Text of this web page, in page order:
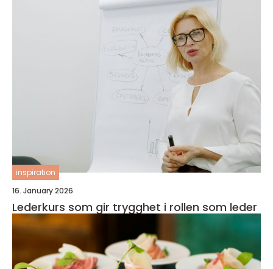
inspiration
16. January 2026
Lederkurs som gir trygghet i rollen som leder